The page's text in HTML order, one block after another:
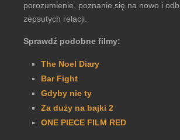
porozumienie, poznanie się na nowo i
zepsutych relacji.
Sprawdź podobne filmy:
The Noel Diary
Bar Fight
Gdyby nie ty
Za duży na bajki 2
ONE PIECE FILM RED